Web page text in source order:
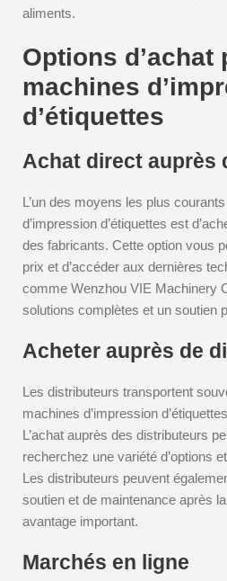
aliments.
Options d’achat
machines
d’étiquettes
Achat direct auprès
L’un des moyens les plus
d’impression d’étiquettes est
des fabricants. Cette option vous
prix et d’accéder aux dernières
comme Wenzhou VIE Machinery
solutions complètes et un soutien
Acheter auprès de
Les distributeurs transportent
machines d’impression
L’achat auprès des distributeurs
recherchez une variété d’options
Les distributeurs peuvent
soutien et de maintenance après
avantage important.
Marchés en ligne